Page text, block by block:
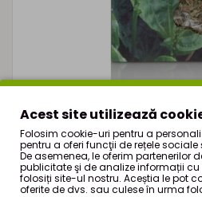
Ceai De
Acest site utilizează
Folosim cookie-uri pentru a
pentru a oferi funcţii de rețele
De asemenea, le oferim partenerilor
publicitate şi de analize informații
folosiți site-ul nostru. Aceștia le pot
oferite de dvs. sau culese în urma